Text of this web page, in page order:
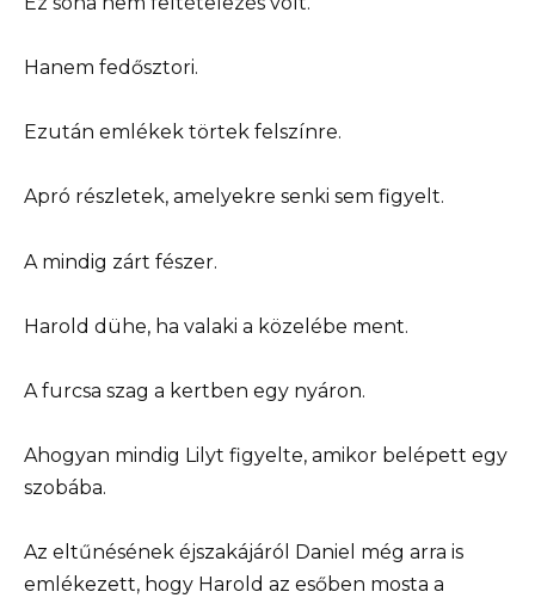
Hanem fedősztori.
Ezután emlékek törtek felszínre.
Apró részletek, amelyekre senki sem figyelt.
A mindig zárt fészer.
Harold dühe, ha valaki a közelébe ment.
A furcsa szag a kertben egy nyáron.
Ahogyan mindig Lilyt figyelte, amikor belépett egy
szobába.
Az eltűnésének éjszakájáról Daniel még arra is
emlékezett, hogy Harold az esőben mosta a